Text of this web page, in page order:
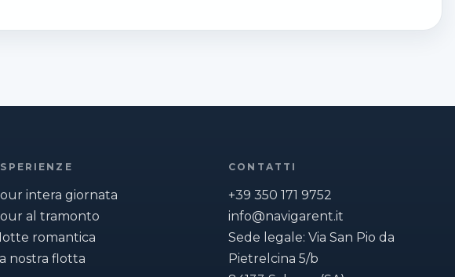
intera giornata
al tramonto
romantica
nostra flotta
CONTATTI
+39 350 171 9752
info@navigarent.it
Sede legale: Via San Pio da
Pietrelcina 5/b